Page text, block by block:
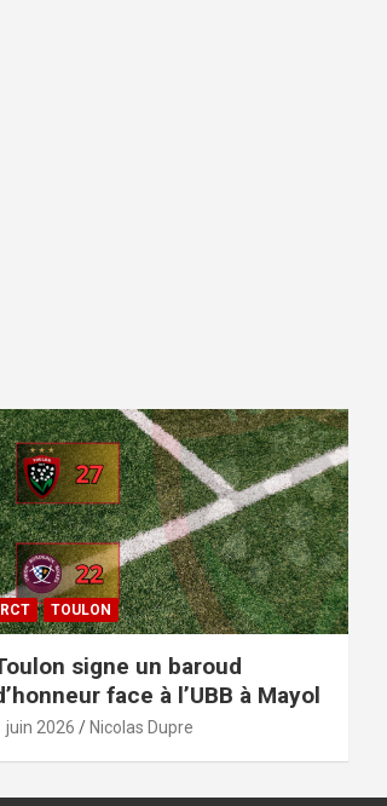
RCT TOULON
signe un baroud
face à l’UBB à Mayol
juin 2026 Nicolas Dupre